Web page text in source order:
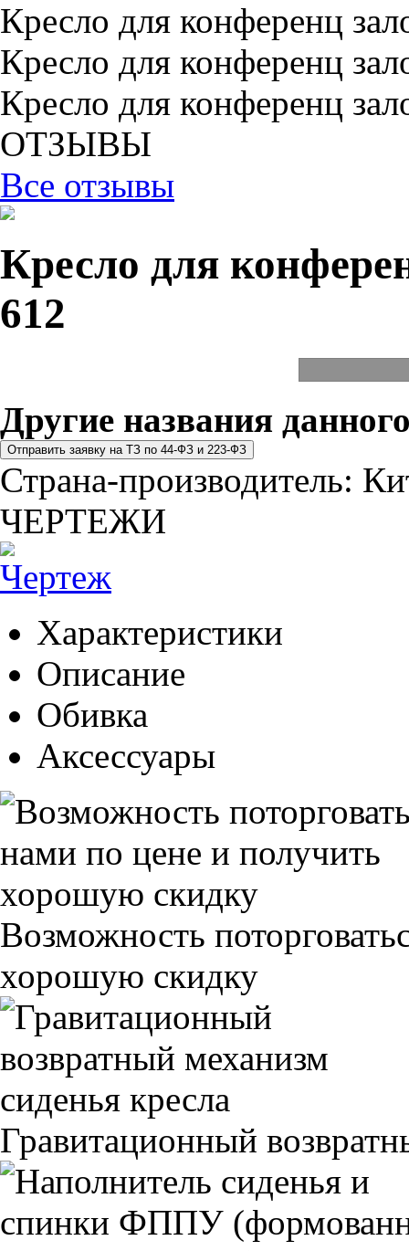
Кресло для конференц
Кресло для конференц
Кресло для конференц
ОТЗЫВЫ
Все отзывы
Кресло для
612
Другие названия
Страна-производитель:
ЧЕРТЕЖИ
Характеристики
Описание
Обивка
Аксессуары
Возможность
хорошую скидку
Гравитационный